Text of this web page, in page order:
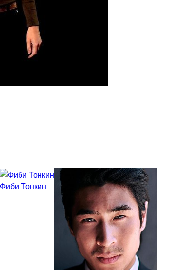
Фиби Тонкин